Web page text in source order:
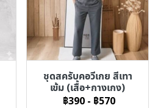
ชุดสครับคอวีเกย สีเทา
เข้ม (เสื้อ+กางเกง)
฿390 - ฿570